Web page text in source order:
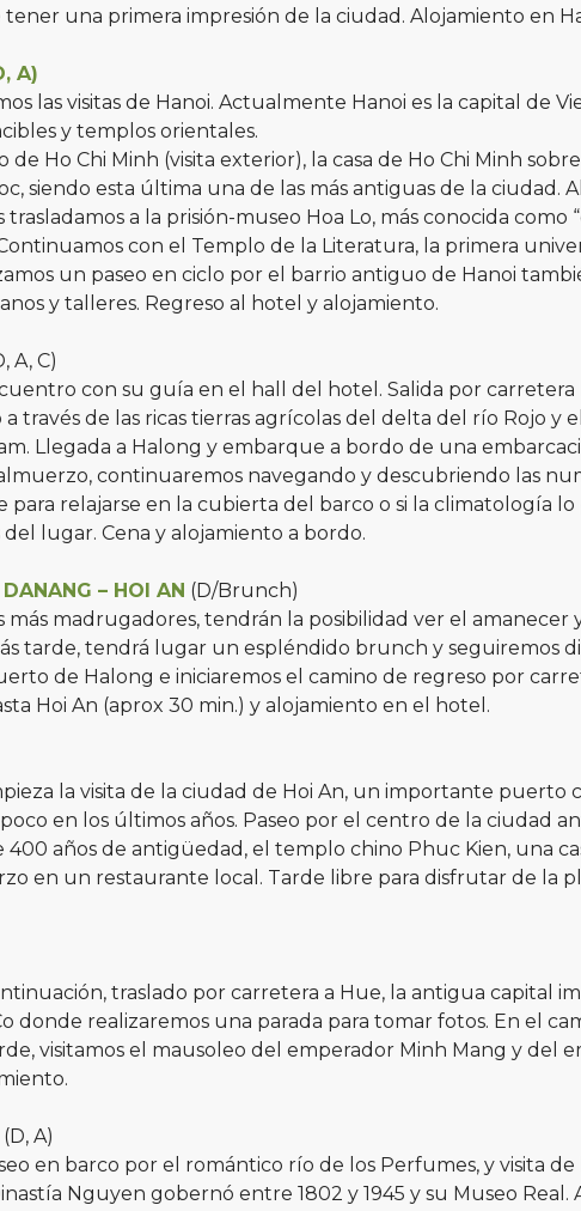
tener una primera impresión de la ciudad. Alojamiento en
A)
las visitas de Hanoi. Actualmente Hanoi es la capital de
y templos orientales.
Ho Chi Minh (visita exterior), la casa de Ho Chi Minh
siendo esta última una de las más antiguas de la ciudad.
a la prisión-museo Hoa Lo, más conocida
con el Templo de la Literatura, la primera
un paseo en ciclo por el barrio antiguo de Hanoi
y talleres. Regreso al hotel y alojamiento.
A, C)
con su guía en el hall del hotel. Salida por
a través de las ricas tierras agrícolas del delta del río Rojo
Llegada a Halong y embarque a bordo de una
continuaremos navegando y descubriendo las
para relajarse en la cubierta del barco o si la climatología
lugar. Cena y alojamiento a bordo.
– HOI AN (D/Brunch)
más madrugadores, tendrán la posibilidad ver el
tarde, tendrá lugar un espléndido brunch y seguiremos
de Halong e iniciaremos el camino de regreso por
Hoi An (aprox 30 min.) y alojamiento en el hotel.
la visita de la ciudad de Hoi An, un importante puerto
en los últimos años. Paseo por el centro de la ciudad
400 años de antigüedad, el templo chino Phuc Kien, una
en un restaurante local. Tarde libre para disfrutar de la
traslado por carretera a Hue, la antigua capital
donde realizaremos una parada para tomar fotos. En el
visitamos el mausoleo del emperador Minh Mang y del
(D, A)
en barco por el romántico río de los Perfumes, y visita
Nguyen gobernó entre 1802 y 1945 y su Museo